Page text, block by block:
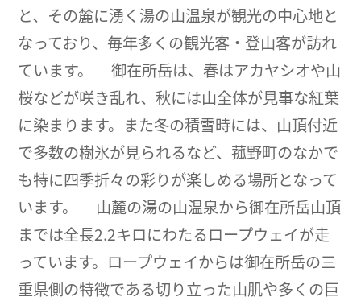
と、その麓に湧く湯の山温泉が観光の中心地と
なっており、毎年多くの観光客・登山客が訪れ
ています。 御在所岳は、春はアカヤシオや山
桜などが咲き乱れ、秋には山全体が見事な紅葉
に染まります。また冬の積雪時には、山頂付近
で多数の樹氷が見られるなど、菰野町のなかで
も特に四季折々の彩りが楽しめる場所となって
います。 山麓の湯の山温泉から御在所岳山頂
までは全長2.2キロにわたるロープウェイが走
っています。ロープウェイからは御在所岳の三
重県側の特徴である切り立った山肌や多くの巨